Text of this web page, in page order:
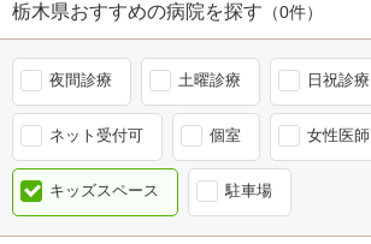
栃木県おすすめの病院を探す （0件）
夜間診療 土曜診療 日祝診療
ネット受付可 個室 女性医師
キッズスペース 駐車場